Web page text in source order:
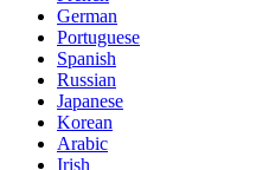
German
Portuguese
Spanish
Russian
Japanese
Korean
Arabic
Irish